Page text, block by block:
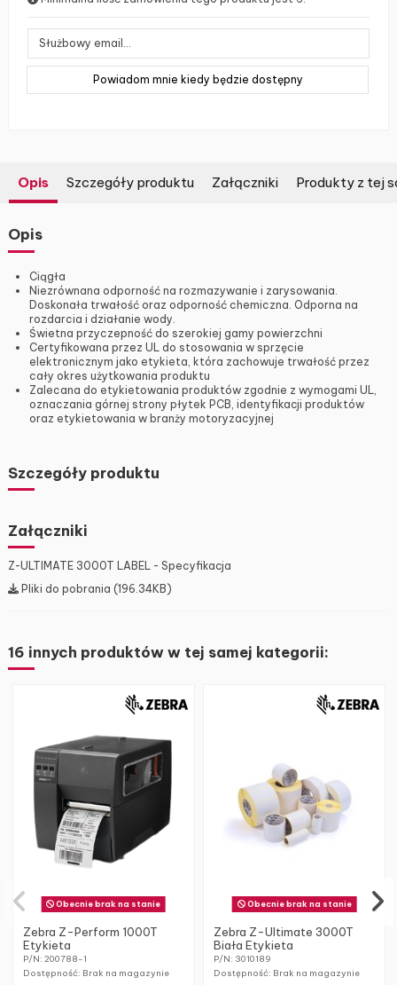
Opis Szczegóły produktu Załączniki Produkty z tej
Opis
Ciągła
Niezrównana odporność na rozmazywanie i zarysowania.
Doskonała trwałość oraz odporność chemiczna. Odporna na
rozdarcia i działanie wody.
Świetna przyczepność do szerokiej gamy powierzchni
Certyfikowana przez UL do stosowania w sprzęcie
elektronicznym jako etykieta, która zachowuje trwałość przez
cały okres użytkowania produktu
Zalecana do etykietowania produktów zgodnie z wymogami UL,
oznaczania górnej strony płytek PCB, identyfikacji produktów
oraz etykietowania w branży motoryzacyjnej
Szczegóły produktu
Załączniki
Z-ULTIMATE 3000T LABEL - Specyfikacja
Pliki do pobrania (196.34KB)
16 innych produktów w tej samej kategorii:
Obecnie brak na stanie
Zebra Z-Perform 1000T
Etykieta
P/N: 200788-1
Dostępność: Brak na magazynie
Obecnie brak na stanie
Zebra Z-Ultimate 3000T
Biała Etykieta
P/N: 3010189
Dostępność: Brak na magazynie